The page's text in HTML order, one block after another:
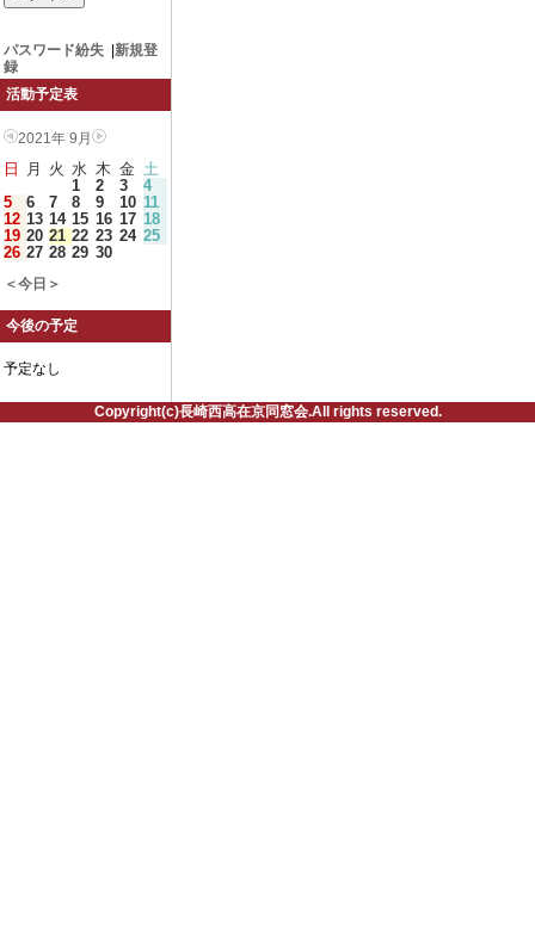
パスワード紛失
新規登
録
活動予定表
2021年 9月
日 月 火 水 木 金 土
1
2 3
4
5
6 7 8 9 10 11
12 13 14 15 16 17 18
19 20 21 22 23 24 25
26 27 28 29 30
＜今日＞
今後の予定
予定なし
Copyright(c)長崎西高在京同窓会.All rights reserved.